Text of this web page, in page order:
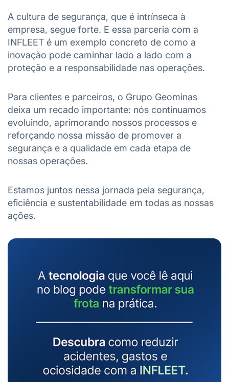
A cultura de segurança, que é intrínseca à
empresa, segue forte. E essa parceria com a
INFLEET é um exemplo concreto de como a
inovação pode caminhar lado a lado com a
proteção e a responsabilidade nas operações.
Para clientes e parceiros, o Grupo Geominas
deixa um recado importante: nós continuamos
evoluindo, aprimorando nossos processos e
reforçando nossa missão de promover a
segurança e a qualidade em cada etapa de
nossas operações.
Estamos juntos nessa jornada pela segurança,
eficiência e sustentabilidade em todas as nossas
ações.